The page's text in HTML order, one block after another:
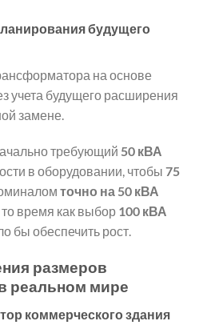
будущего
на основе
учета будущего расширения
замене.
требующий 50 кВА
в оборудовании, чтобы 75
точно на 50 кВА
время как выбор 100 кВА
бы обеспечить рост.
размеров
реальном мире
коммерческого здания